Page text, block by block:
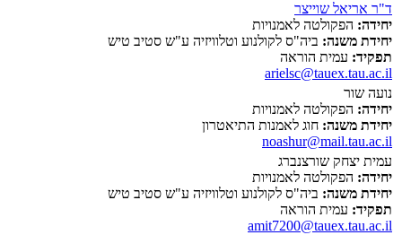
ד"ר אריאל שוייצר
יחידה: הפקולטה לאמנויות
יחידת משנה: ביה"ס לקולנוע וטלוויזיה ע"ש סטיב טיש
תפקיד: עמית הוראה
arielsc@tauex.tau.ac.il
נועה שור
יחידה: הפקולטה לאמנויות
יחידת משנה: חוג לאמנות התיאטרון
noashur@mail.tau.ac.il
עמית יצחק שורצנברג
יחידה: הפקולטה לאמנויות
יחידת משנה: ביה"ס לקולנוע וטלוויזיה ע"ש סטיב טיש
תפקיד: עמית הוראה
amit7200@tauex.tau.ac.il